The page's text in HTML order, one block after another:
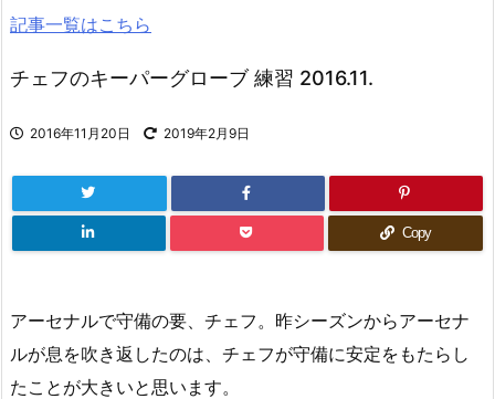
記事一覧はこちら
チェフのキーパーグローブ 練習 2016.11.
2016年11月20日 2019年2月9日
Copy
アーセナルで守備の要、チェフ。昨シーズンからアーセナ
ルが息を吹き返したのは、チェフが守備に安定をもたらし
たことが大きいと思います。